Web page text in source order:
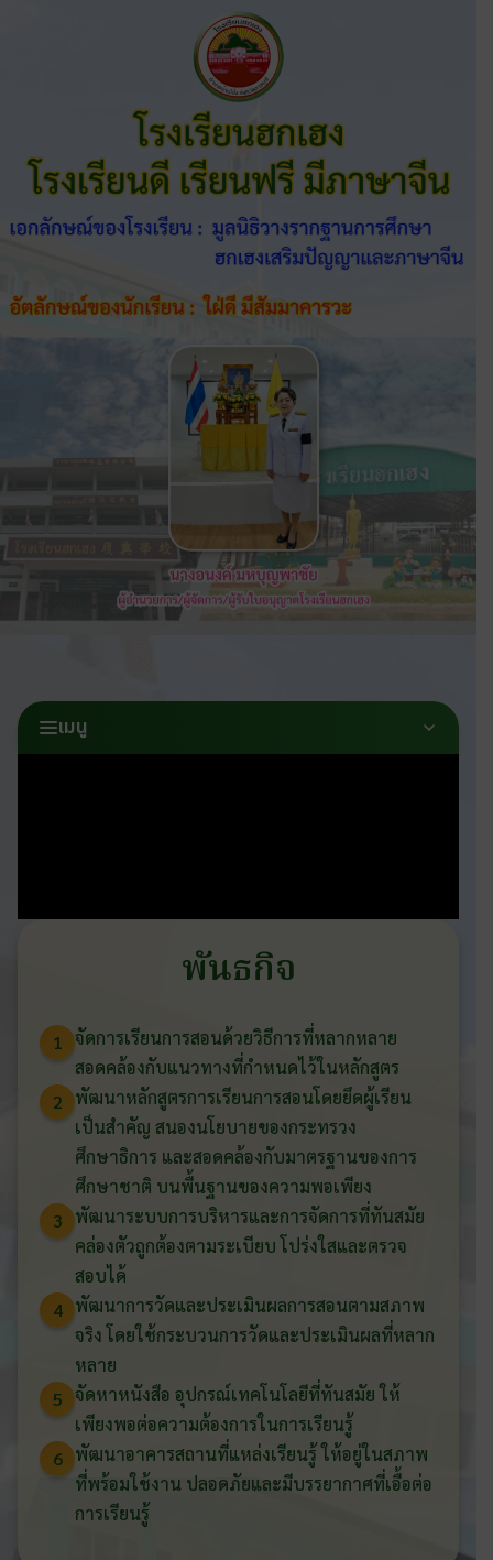
เมนู
พันธกิจ
1 จัดการเรียนการสอนด้วยวิธีการที่หลากหลาย
สอดคล้องกับแนวทางที่กำหนดไว้ในหลักสูตร
2
พัฒนาหลักสูตรการเรียนการสอนโดยยึดผู้เรียน
เป็นสำคัญ สนองนโยบายของกระทรวง
ศึกษาธิการ และสอดคล้องกับมาตรฐานของการ
ศึกษาชาติ บนพื้นฐานของความพอเพียง
3
พัฒนาระบบการบริหารและการจัดการที่ทันสมัย
คล่องตัวถูกต้องตามระเบียบ โปร่งใสและตรวจ
สอบได้
4 พัฒนาการวัดและประเมินผลการสอนตามสภาพ
จริง โดยใช้กระบวนการวัดและประเมินผลที่หลาก
หลาย
5 จัดหาหนังสือ อุปกรณ์เทคโนโลยีที่ทันสมัย ให้
เพียงพอต่อความต้องการในการเรียนรู้
6 พัฒนาอาคารสถานที่แหล่งเรียนรู้ ให้อยู่ในสภาพ
ที่พร้อมใช้งาน ปลอดภัยและมีบรรยากาศที่เอื้อต่อ
การเรียนรู้